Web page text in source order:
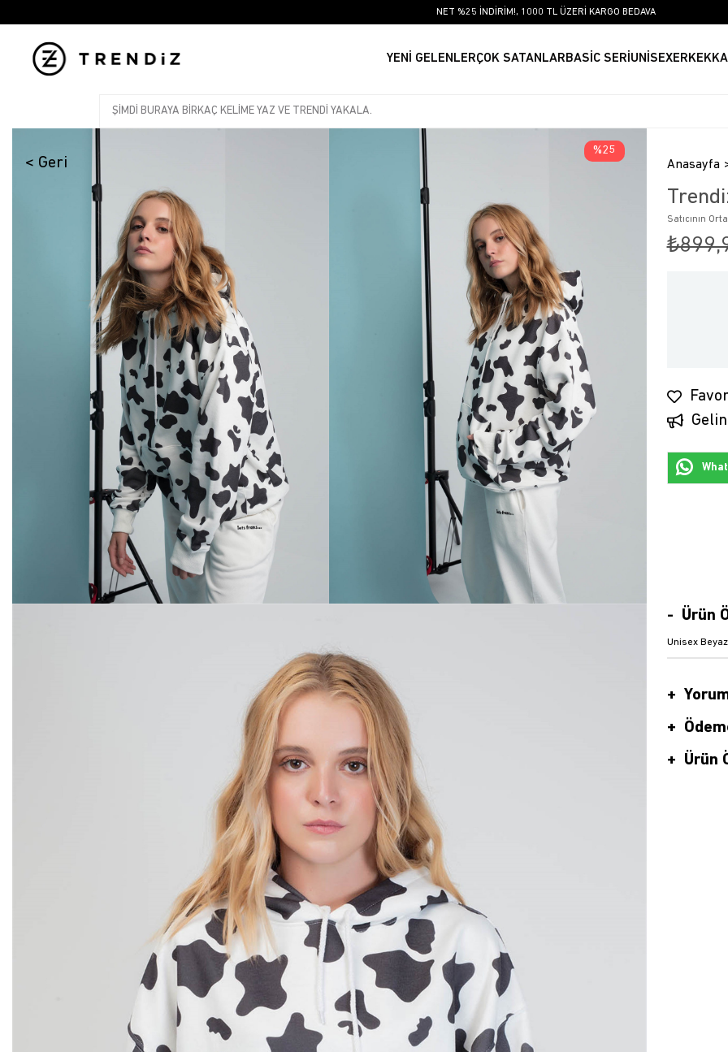
NET %25 İNDİRİM!, 1000 TL ÜZERİ KARGO BEDAVA
YENİ GELENLERÇOK SATANLARBASİC SERİ UNİSEXERKEK
25
Anasayfa
Satıcının
Ürün
Unisex
Ürün